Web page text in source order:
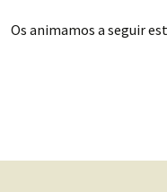
Os animamos a seguir